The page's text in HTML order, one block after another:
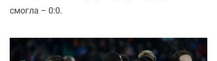
смогла – 0:0.